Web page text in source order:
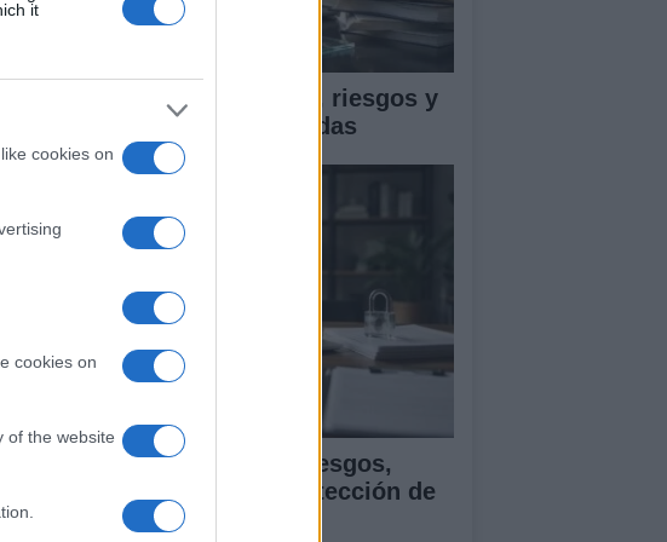
it
cookies on
cookies on
of the website
su
en
Ética en IA: marcos, riesgos y
mitigaciones aplicadas
Guía para evaluar sesgos,
transparencia y protección de
datos en IA